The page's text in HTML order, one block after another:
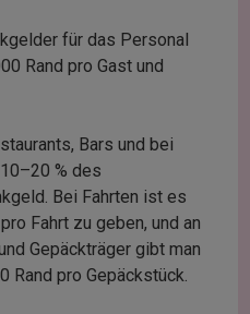
für das Personal
Rand pro Gast und
Bars und bei
% des
Bei Fahrten ist es
Fahrt zu geben, und an
Gepäckträger gibt man
Rand pro Gepäckstück.